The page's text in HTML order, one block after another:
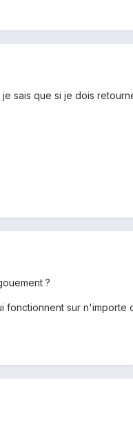
sais que si je dois
?
sur n'importe